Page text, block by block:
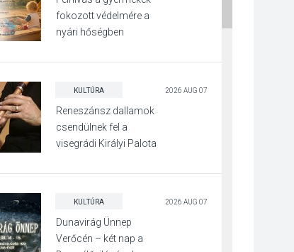
fokozott védelmére a
nyári hőségben
KULTÚRA 2026 AUG 07
Reneszánsz dallamok
csendülnek fel a
visegrádi Királyi Palota
KULTÚRA 2026 AUG 07
Dunavirág Ünnep
Verőcén – két nap a